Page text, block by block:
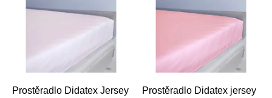
Prostěradlo Didatex Jersey
Prostěradlo Didatex jersey